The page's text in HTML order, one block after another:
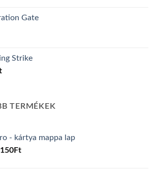
Gate
Strike
TERMÉKEK
- kártya mappa lap
Original
150FtCurrent